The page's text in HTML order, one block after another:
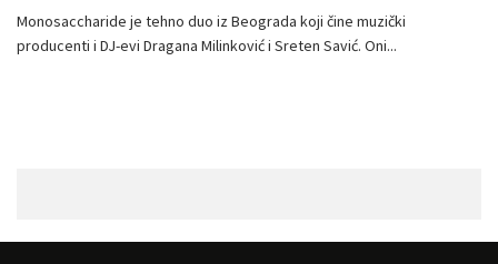
Monosaccharide je tehno duo iz Beograda koji čine muzički
producenti i DJ-evi Dragana Milinković i Sreten Savić. Oni...